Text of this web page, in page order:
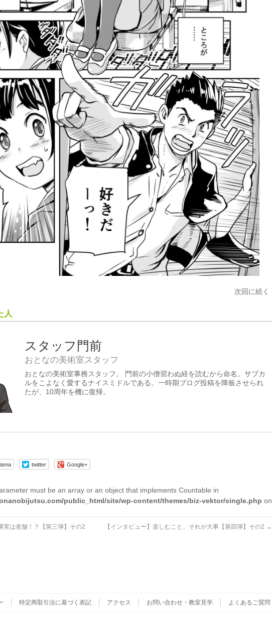
次回に続く
人
スタッフ門前
おとなの美術室スタッフ
おとなの美術室事務スタッフ。 門前の小僧習わぬ経を読むから命名。サブカ
ルをこよなく愛するナイスミドルである。一時期ブログ投稿を降板させられ
たが、10周年を機に復帰。
twitter Google+
must be an array or an object that implements Countable in
public_html/site/wp-content/themes/biz-vektor/single.php on
実は老舗！？【第三弾】その2 【インタビュー】楽しむこと、それが大事【第四弾】その2 →
特定商取引法に基づく表記 アクセス お問い合わせ・教室見学 よくあるご質問